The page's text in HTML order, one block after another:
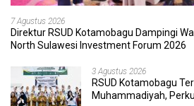
7 Agustus 2026
Direktur RSUD Kotamobagu Dampingi
North Sulawesi Investment Forum 2026
3 Agustus 2026
RSUD Kotamobagu
Muhammadiyah,